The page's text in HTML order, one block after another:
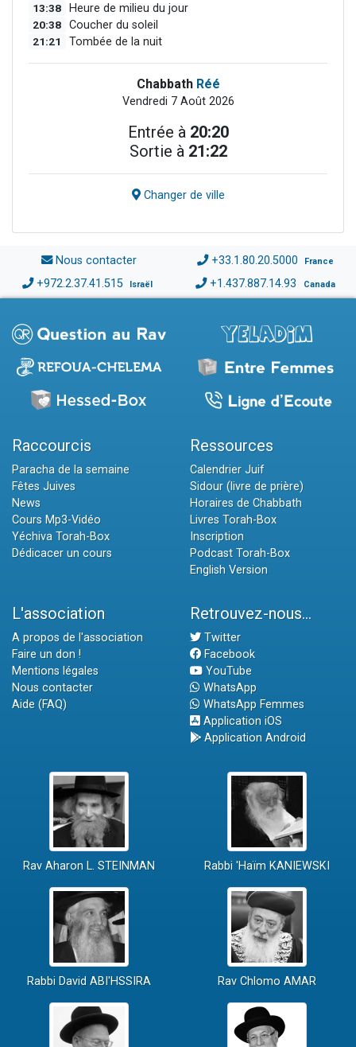
13:38 Heure de milieu du jour
20:38 Coucher du soleil
21:21 Tombée de la nuit
Chabbath Réé
Vendredi 7 Août 2026
Entrée à 20:20
Sortie à 21:22
Changer de ville
Nous contacter +33.1.80.20.5000 France
+972.2.37.41.515 Israël +1.437.887.14.93 Canada
Raccourcis
Paracha de la semaine
Fêtes Juives
News
Cours Mp3-Vidéo
Yéchiva Torah-Box
Dédicacer un cours
Ressources
Calendrier Juif
Sidour (livre de prière)
Horaires de Chabbath
Livres Torah-Box
Inscription
Podcast Torah-Box
English Version
L'association
A propos de l'association
Faire un don !
Mentions légales
Nous contacter
Aide (FAQ)
Retrouvez-nous...
Twitter
Facebook
YouTube
WhatsApp
WhatsApp Femmes
Application iOS
Application Android
Rav Aharon L. STEINMAN Rabbi 'Haïm KANIEWSKI
Rabbi David ABI'HSSIRA Rav Chlomo AMAR